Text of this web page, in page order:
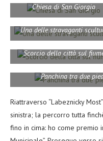
Chiesa di San Giorgio
Una delle stravaganti
Scorcio della città sul
Panchina tra due
Riattraverso “Labeznicky
sinistra; la percorro tutta
fino in cima: ho come premio